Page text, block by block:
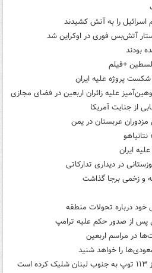
را به آتش کشیدند
آتش‌بس فوری در اوکراین شد
بودند
+فیلم
پروژه علیه ایران
علیه زائران اربعین در فضای مجازی
از جنایت آمریکا
عربستان در یمن
ایران
در دیداری تدارکاتی
و زخمی برجا گذاشت
خود درباره تحولات منطقه
پس از صدور حکم علیه ترامپ
در مراسم اربعین
را خواهد شنید